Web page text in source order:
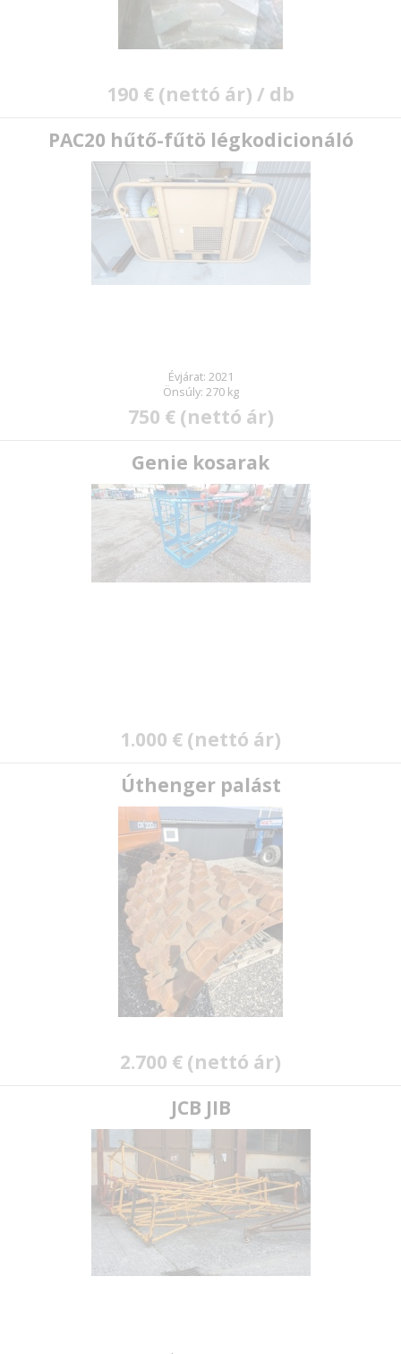
190 € (nettó ár) / db
PAC20 hűtő-fűtö légkodicionáló
Évjárat: 2021
Önsúly: 270 kg
750 € (nettó ár)
Genie kosarak
1.000 € (nettó ár)
Úthenger palást
2.700 € (nettó ár)
JCB JIB
Jelszó: